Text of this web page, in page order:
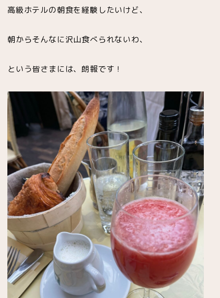
高級ホテルの朝食を経験したいけど、
朝からそんなに沢山食べられないわ、
という皆さまには、朗報です！